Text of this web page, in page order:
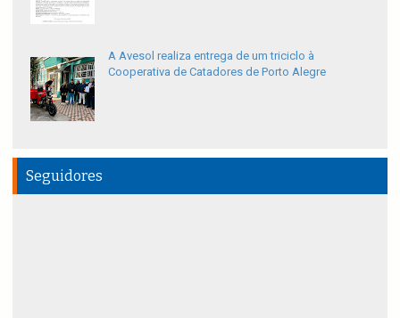
A Avesol realiza entrega de um triciclo à
Cooperativa de Catadores de Porto Alegre
Seguidores